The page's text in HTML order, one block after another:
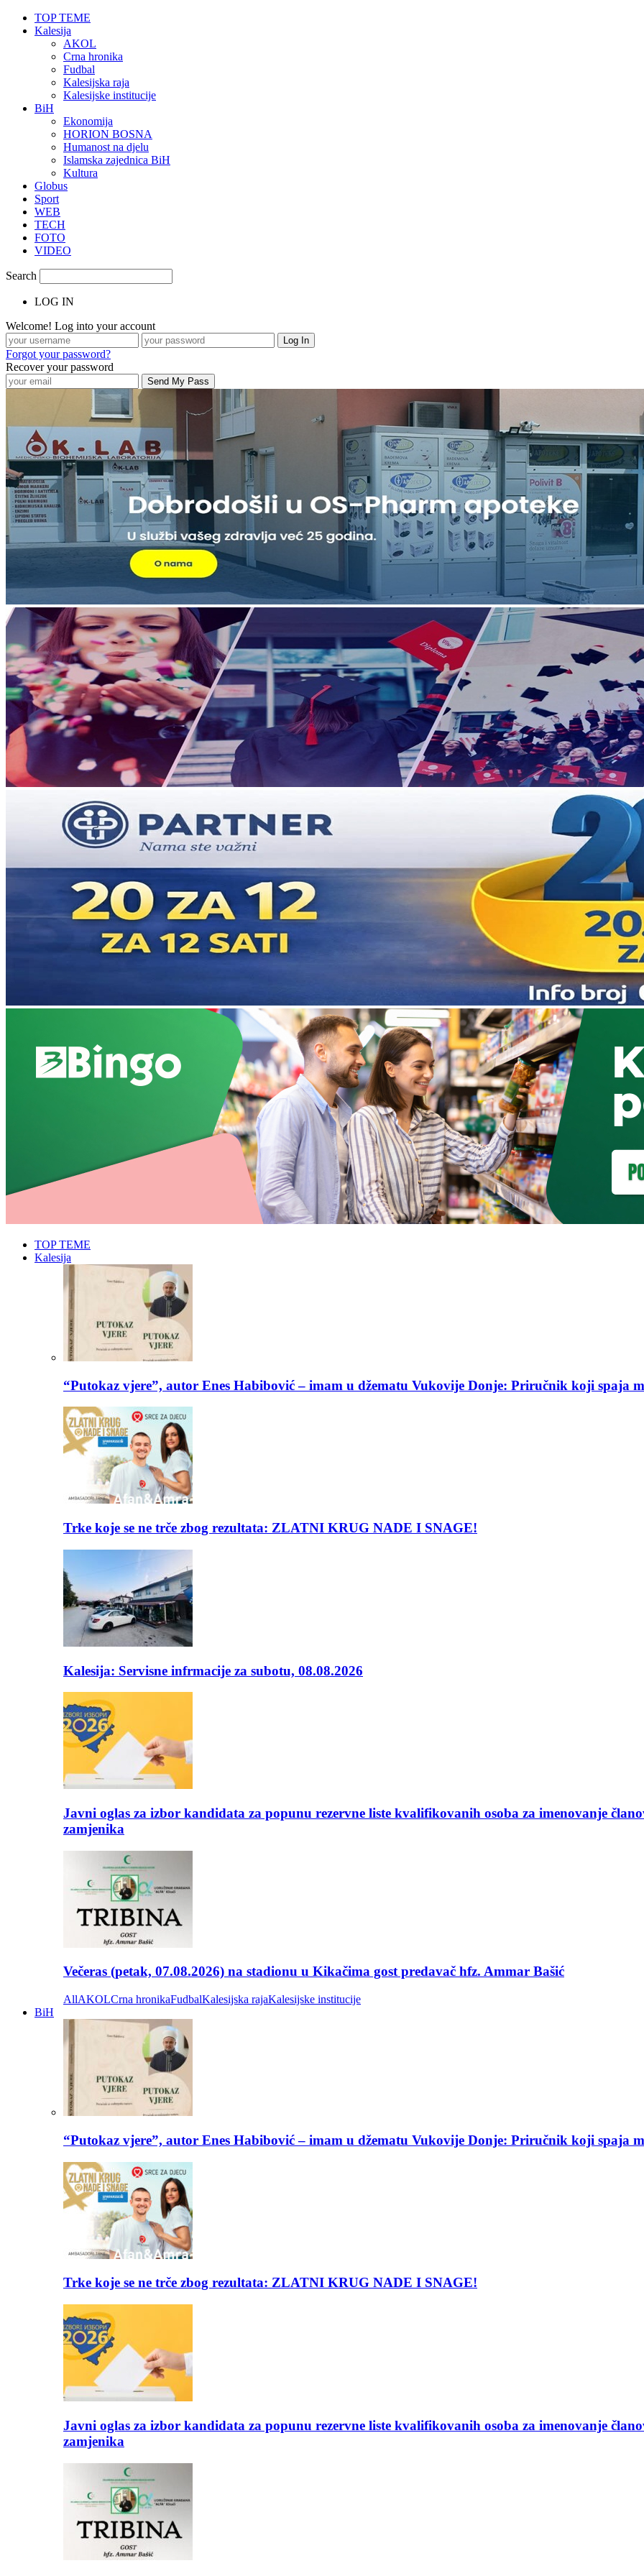
TOP TEME
Kalesija
AKOL
Crna hronika
Fudbal
Kalesijska raja
Kalesijske institucije
BiH
Ekonomija
HORION BOSNA
Humanost na djelu
Islamska zajednica BiH
Kultura
Globus
Sport
WEB
TECH
FOTO
VIDEO
Search
LOG IN
Welcome! Log into your account
Forgot your password?
Recover your password
TOP TEME
Kalesija
“Putokaz vjere”, autor Enes Habibović – imam u džematu Vukovije Donje: Priručnik koji spaja
Trke koje se ne trče zbog rezultata: ZLATNI KRUG NADE I SNAGE!
Kalesija: Servisne infrmacije za subotu, 08.08.2026
Javni oglas za izbor kandidata za popunu rezervne liste kvalifikovanih osoba za imenovanje
zamjenika
Večeras (petak, 07.08.2026) na stadionu u Kikačima gost predavač hfz. Ammar Bašić
AllAKOLCrna hronikaFudbalKalesijska rajaKalesijske institucije
BiH
“Putokaz vjere”, autor Enes Habibović – imam u džematu Vukovije Donje: Priručnik koji spaja
Trke koje se ne trče zbog rezultata: ZLATNI KRUG NADE I SNAGE!
Javni oglas za izbor kandidata za popunu rezervne liste kvalifikovanih osoba za imenovanje
zamjenika